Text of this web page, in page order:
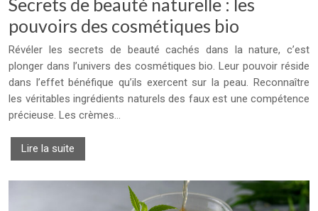
pouvoirs des cosmétiques bio
Révéler les secrets de beauté cachés dans la nature, c’est
plonger dans l’univers des cosmétiques bio. Leur pouvoir réside
dans l’effet bénéfique qu’ils exercent sur la peau. Reconnaître
les véritables ingrédients naturels des faux est une compétence
précieuse. Les crèmes…
Lire la suite